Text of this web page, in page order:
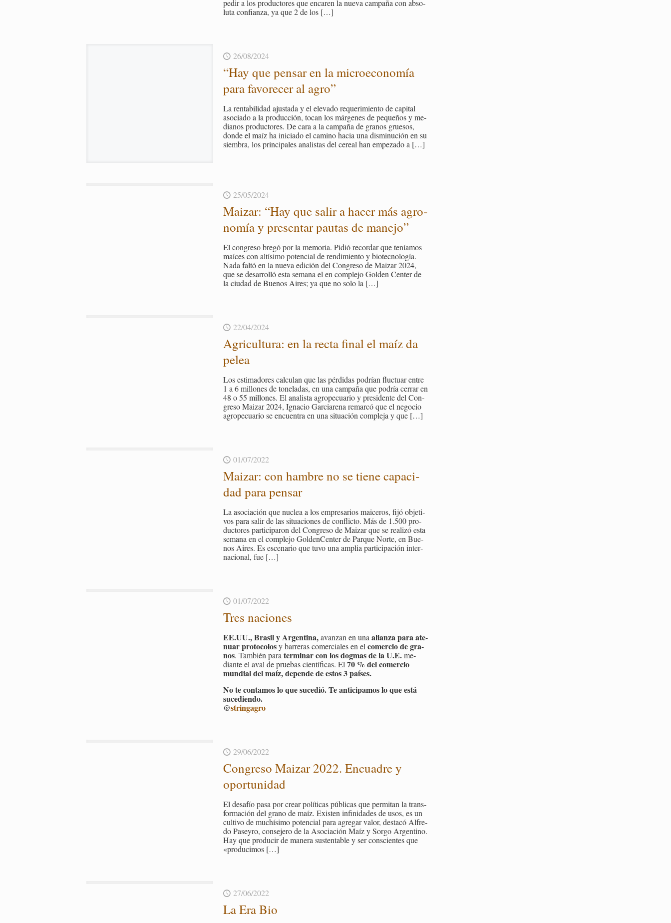
pedir a los pro­duc­to­res que en­ca­ren la nueva cam­pa­ña con ab­so­
lu­ta con­fian­za, ya que 2 de los[…]
26/08/2024
“Hay que pen­sar en la mi­cro­eco­no­mía
para fa­vo­re­cer al agro”
La ren­ta­bi­li­dad ajus­ta­da y el ele­va­do re­que­ri­mien­to de ca­pi­tal
aso­cia­do a la pro­duc­ción, tocan los már­ge­nes de pe­que­ños y me­
dia­nos pro­duc­to­res. De cara a la cam­pa­ña de gra­nos grue­sos,
donde el maíz ha ini­cia­do el ca­mino hacia una dis­mi­nu­ción en su
siem­bra, los prin­ci­pa­les ana­lis­tas del ce­real han em­pe­za­do a[…]
25/05/2024
Mai­zar: “Hay que salir a hacer más agro­
no­mía y pre­sen­tar pau­tas de ma­ne­jo”
El con­gre­so bregó por la me­mo­ria. Pidió re­cor­dar que te­nía­mos
maí­ces con al­tí­si­mo po­ten­cial de ren­di­mien­to y bio­tec­no­lo­gía.
Nada faltó en la nueva edi­ción del Con­gre­so de Mai­zar 2024,
que se desa­rro­lló esta se­ma­na el en com­ple­jo Gol­den Cen­ter de
la ciu­dad de Bue­nos Aires; ya que no solo la […]
22/04/2024
Agri­cul­tu­ra: en la recta final el maíz da
pelea
Los es­ti­ma­do­res cal­cu­lan que las pér­di­das po­drían fluc­tuar entre
1 a 6 mi­llo­nes de to­ne­la­das, en una cam­pa­ña que po­dría ce­rrar en
48 o 55 mi­llo­nes. El ana­lis­ta agro­pe­cua­rio y pre­si­den­te del Con­
gre­so Mai­zar 2024, Ig­na­cio Gar­cia­re­na re­mar­có que el ne­go­cio
agro­pe­cua­rio se en­cuen­tra en una si­tua­ción com­ple­ja y que[…]
01/07/2022
Mai­zar: con ham­bre no se tiene ca­pa­ci­
dad para pen­sar
La aso­cia­ción que nu­clea a los em­pre­sa­rios mai­ce­ros, fijó ob­je­ti­
vos para salir de las si­tua­cio­nes de con­flic­to. Más de 1.500 pro­
duc­to­res par­ti­ci­pa­ron del Con­gre­so de Mai­zar que se reali­zó esta
se­ma­na en el com­ple­jo Gol­den­Cen­ter de Par­que Norte, en Bue­
nos Aires. Es es­ce­na­rio que tuvo una am­plia par­ti­ci­pa­ción in­ter­
na­cio­nal, fue[…]
01/07/2022
Tres na­cio­nes
EE.​UU., Bra­sil y Ar­gen­ti­na,avan­zan en unaalian­za para ate­
nuar pro­to­co­losy ba­rre­ras co­mer­cia­les en elco­mer­cio de gra­
nos. Tam­bién para ter­mi­nar con los dog­mas de la U.E.me­
dian­te el aval de prue­bas cien­tí­fi­cas. El 70 % del co­mer­cio
mun­dial del maíz, de­pen­de de estos 3 paí­ses.
No te con­ta­mos lo que su­ce­dió. Te an­ti­ci­pa­mos lo que está
su­ce­dien­do.
@strin­ga­gro
29/06/2022
Con­gre­so Mai­zar 2022. En­cua­dre y
opor­tu­ni­dad
El desa­fío pasa por crear po­lí­ti­cas pú­bli­cas que per­mi­tan la trans­
for­ma­ción del grano de maíz. Exis­ten in­fi­ni­da­des de usos, es un
cul­ti­vo de mu­chí­si­mo po­ten­cial para agre­gar valor, des­ta­có Al­fre­
do Pa­sey­ro, con­se­je­ro de la Aso­cia­ción Maíz y Sorgo Ar­gen­tino.
Hay que pro­du­cir de ma­ne­ra sus­ten­ta­ble y ser cons­cien­tes que
«pro­du­ci­mos[…]
27/06/2022
La Era Bio